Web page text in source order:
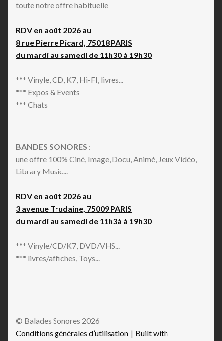
toute notre offre habituelle
RDV en août 2026 au
8 rue Pierre Picard, 75018 PARIS
du mardi au samedi de 11h30 à 19h30
*** Vinyle, CD, K7, Hi-FI, livres...
*** Expos & Events
*** Chats
BANDES SONORES :
une offre 100% Ciné, Image, Docu, Animé, Jeux Vidéo,
Library Music...
RDV en août 2026 au
3 avenue Trudaine, 75009 PARIS
du mardi au samedi de 11h3à à 19h30
*** Vinyle/CD/K7, DVD/VHS...
*** livres/affiches, Toys...
© Balades Sonores 2026
Conditions générales d’utilisation
Built with